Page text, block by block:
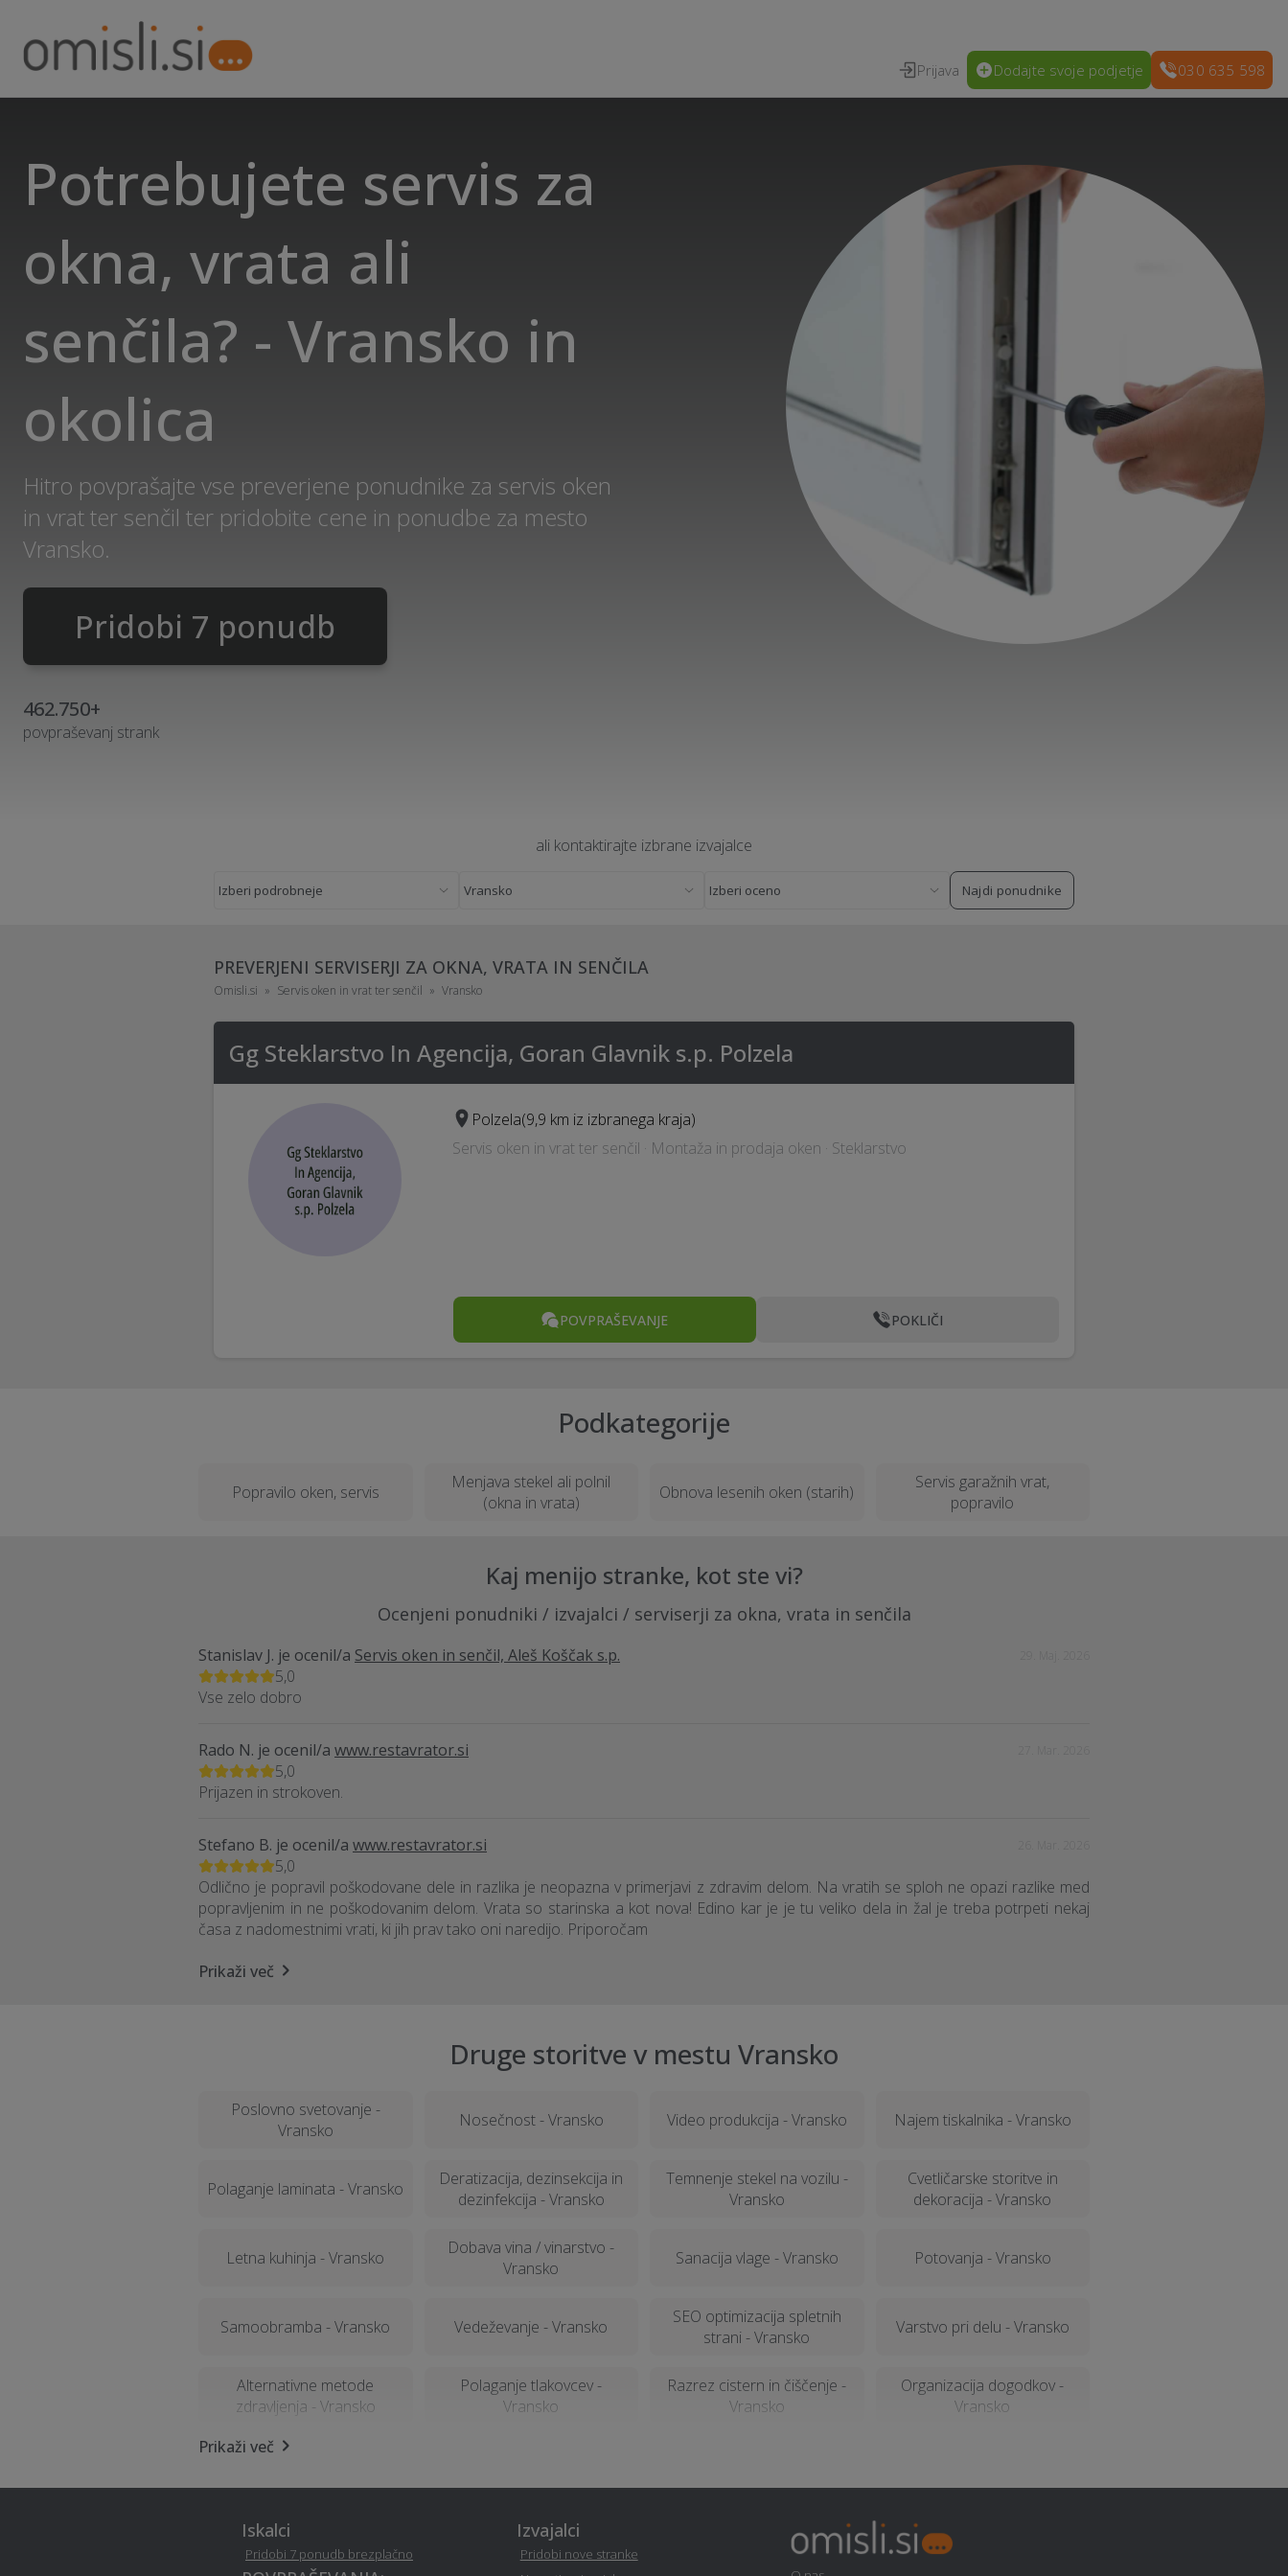
Prijava Dodajte svoje podjetje 030 635 598
Potrebujete servis za
okna, vrata ali
senčila? - Vransko in
okolica
Hitro povprašajte vse preverjene ponudnike za servis oken
in vrat ter senčil ter pridobite cene in ponudbe za mesto
Vransko.
Pridobi 7 ponudb
462.750+
povpraševanj strank
ali kontaktirajte izbrane izvajalce
Najdi ponudnike
PREVERJENI SERVISERJI ZA OKNA, VRATA IN SENČILA
Omisli.si Servis oken in vrat ter senčil Vransko
Gg Steklarstvo In Agencija, Goran Glavnik s.p. Polzela
Polzela(9,9 km iz izbranega kraja)
Servis oken in vrat ter senčil · Montaža in prodaja oken · Steklarstvo
POVPRAŠEVANJE POKLIČI
Podkategorije
Popravilo oken, servis
Menjava stekel ali polnil
(okna in vrata)
Obnova lesenih oken (starih)
Servis garažnih vrat,
popravilo
Kaj menijo stranke, kot ste vi?
Ocenjeni ponudniki / izvajalci / serviserji za okna, vrata in senčila
Stanislav J. je ocenil/a Servis oken in senčil, Aleš Koščak s.p.
5,0
Vse zelo dobro
Rado N. je ocenil/a www.restavrator.si
5,0
Prijazen in strokoven.
Stefano B. je ocenil/a www.restavrator.si
5,0
Odlično je popravil poškodovane dele in razlika je neopazna v primerjavi z zdravim delom. Na vratih se sploh ne opazi razlike med
popravljenim in ne poškodovanim delom. Vrata so starinska a kot nova! Edino kar je je tu veliko dela in žal je treba potrpeti nekaj
časa z nadomestnimi vrati, ki jih prav tako oni naredijo. Priporočam
Prikaži več
Druge storitve v mestu Vransko
Poslovno svetovanje -
Vransko
Nosečnost - Vransko Video produkcija - Vransko Najem tiskalnika - Vransko
Polaganje laminata - Vransko
Deratizacija, dezinsekcija in
dezinfekcija - Vransko
Temnenje stekel na vozilu -
Vransko
Cvetličarske storitve in
dekoracija - Vransko
Letna kuhinja - Vransko
Dobava vina / vinarstvo -
Vransko
Sanacija vlage - Vransko Potovanja - Vransko
Samoobramba - Vransko Vedeževanje - Vransko
SEO optimizacija spletnih
strani - Vransko
Varstvo pri delu - Vransko
Alternativne metode
zdravljenja - Vransko
Polaganje tlakovcev -
Vransko
Razrez cistern in čiščenje -
Vransko
Organizacija dogodkov -
Vransko
Pravno svetovanje in storitve
Erotična masaža - Vransko Odvoz materiala - Vransko
Električarske storitve -
Prikaži več
Iskalci
Pridobi 7 ponudb brezplačno
Izvajalci
Pridobi nove stranke